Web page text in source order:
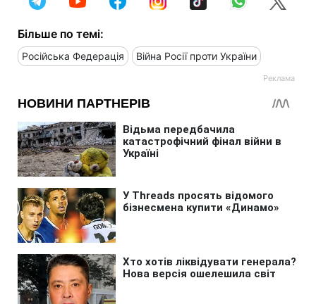
Більше по темі:
Російська Федерація Війна Росії проти України